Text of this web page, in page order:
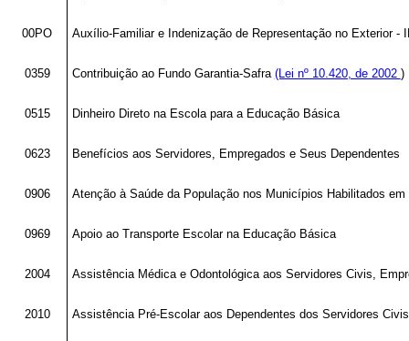
00PO Auxílio-Familiar e Indenização de Representação no Exterior -
0359 Contribuição ao Fundo Garantia-Safra (Lei nº 10.420, de 2002 )
0515 Dinheiro Direto na Escola para a Educação Básica
0623 Benefícios aos Servidores, Empregados e Seus Dependentes
0906 Atenção à Saúde da População nos Municípios Habilitados
0969 Apoio ao Transporte Escolar na Educação Básica
2004 Assistência Médica e Odontológica aos Servidores Civis,
2010 Assistência Pré-Escolar aos Dependentes dos Servidores